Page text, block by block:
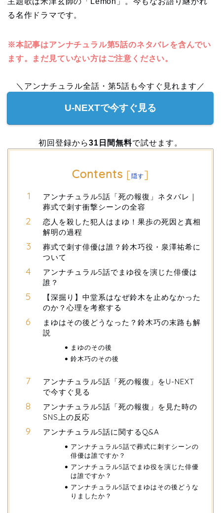
る名作ドラマです。
※本記事はアンナチュラル第5話のネタバレを含んでい
ます。まだ見ていない方はご注意ください。
＼アンナチュラル全話・第5話も今すぐ見れます／
U-NEXTで今すぐ見る
初回登録から31日間無料で試せます。
Contents [隠す]
アンナチュラル5話「死の報復」ネタバレ｜
葬式で刺す衝撃シーンの全容
恋人を殺した犯人はまゆ！果歩の死因と真相
解明の過程
葬式で刺す俳優は誰？鈴木巧役・泉澤祐希に
ついて
アンナチュラル5話でまゆ役を演じた俳優は
誰？
【深掘り】中堂系はなぜ鈴木を止めなかった
のか？心理を考察する
まゆはその後どうなった？鈴木巧の末路も解
説
まゆのその後
鈴木巧のその後
アンナチュラル5話「死の報復」をU-NEXT
で今すぐ見る
アンナチュラル5話「死の報復」を見た時の
SNS上の反応
アンナチュラル5話に関するQ&A
アンナチュラル5話で葬式に刺すシーンの
俳優は誰ですか？
アンナチュラル5話でまゆ役を演じた俳優
は誰ですか？
アンナチュラル5話でまゆはその後どうな
りましたか？